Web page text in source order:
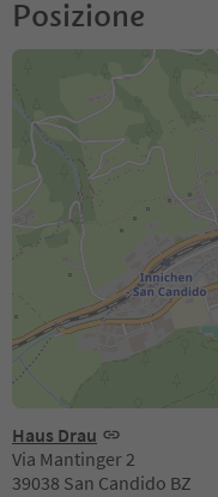
Posizione
Haus Drau
Via Mantinger 2
39038 San Candido BZ